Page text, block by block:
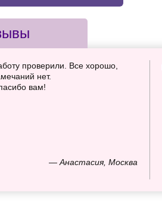
— Анастасия, Москва
проверили. Все хорошо,
нет.
вам!